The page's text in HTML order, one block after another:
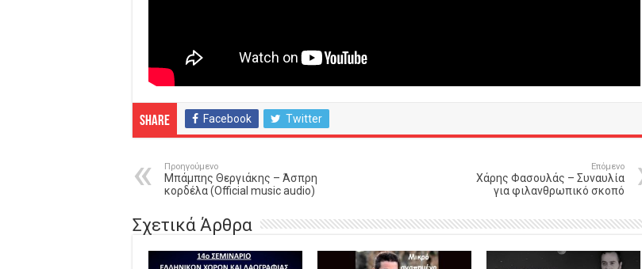
Share Facebook Twitter
Προηγούμενο
Μπάμπης Θεργιάκης – Άσπρη
κορδέλα (Official music audio)
Επόμενο
Χάρης Φασουλάς – Συναυλία
για φιλανθρωπικό σκοπό
Σχετικά Άρθρα